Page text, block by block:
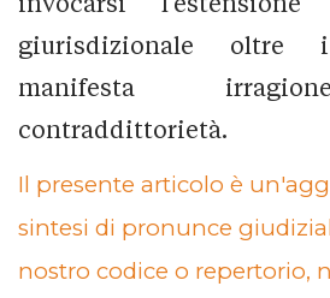
giurisdizionale
manifesta
contraddittorietà.
Il presente articolo è
sintesi di pronunce
nostro codice o repertorio,